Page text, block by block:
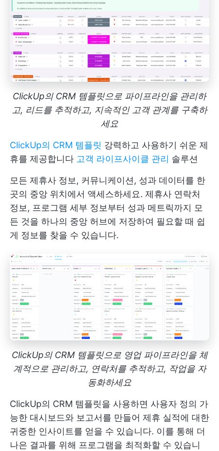
ClickUp의 CRM 템플릿으로 파이프라인을 관리하
고, 리드를 추적하고, 지속적인 고객 관계를 구축하
세요
ClickUp의 CRM 템플릿 강력하고 사용하기 쉬운 제
휴를 제공합니다 고객 라이프사이클 관리 솔루션
모든 제휴사 정보, 커뮤니케이션, 성과 데이터를 한
곳의 중앙 위치에서 액세스하세요. 제휴사 연락처
정보, 프로그램 세부 정보부터 성과 메트릭까지 모
든 것을 하나의 중앙 허브에 저장하여 필요할 때 쉽
게 정보를 찾을 수 있습니다.
ClickUp의 CRM 템플릿으로 영업 파이프라인을 체
계적으로 관리하고, 연락처를 추적하고, 작업을 자
동화하세요
ClickUp의 CRM 템플릿을 사용하면 사용자 정의 가
능한 대시보드와 보고서를 만들어 제휴 실적에 대한
귀중한 인사이트를 얻을 수 있습니다. 이를 통해 더
나은 결과를 위해 프로그램을 최적화할 수 있습니